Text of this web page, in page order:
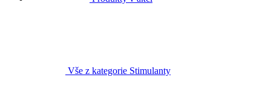
Vše z kategorie Stimulanty